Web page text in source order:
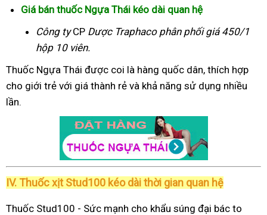
Giá bán thuốc Ngựa Thái kéo dài quan hệ
Công tyCP Dược Traphacophân phối giá 450/1
hộp 10 viên.
Thuốc Ngựa Thái được coi là hàng quốc dân, thích hợp
cho giới trẻ với giá thành rẻ và khả năng sử dụng nhiều
lần.
IV. Thuốc xịt Stud100 kéo dài thời gian quan hệ
Thuốc Stud100 - Sức mạnh cho khẩu súng đại bác to